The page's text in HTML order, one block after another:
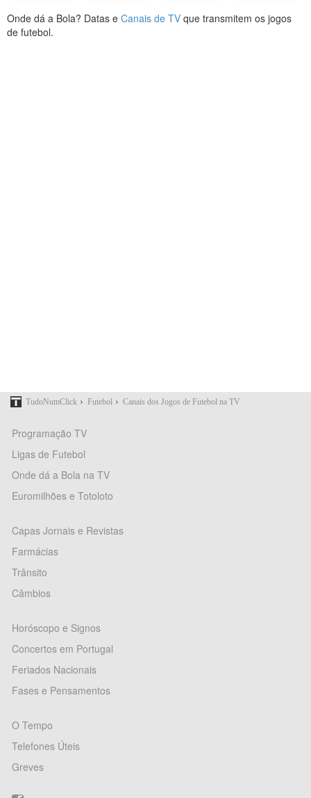
Onde dá a Bola? Datas e Canais de TV que transmitem os jogos
de futebol.
TudoNumClick › Futebol › Canais dos Jogos de Futebol na TV
Programação TV
Ligas de Futebol
Onde dá a Bola na TV
Euromilhões e Totoloto
Capas Jornais e Revistas
Farmácias
Trânsito
Câmbios
Horóscopo e Signos
Concertos em Portugal
Feriados Nacionais
Fases e Pensamentos
O Tempo
Telefones Úteis
Greves